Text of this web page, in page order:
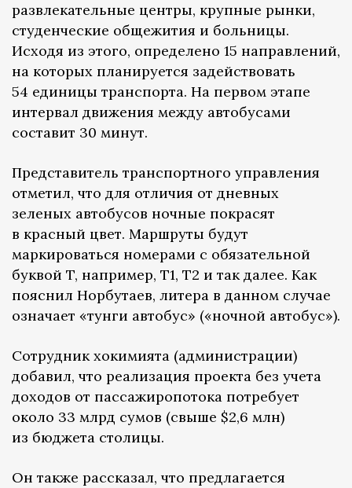
развлекательные центры, крупные рынки,
студенческие общежития и больницы.
Исходя из этого, определено 15 направлений,
на которых планируется задействовать
54 единицы транспорта. На первом этапе
интервал движения между автобусами
составит 30 минут.
Представитель транспортного управления
отметил, что для отличия от дневных
зеленых автобусов ночные покрасят
в красный цвет. Маршруты будут
маркироваться номерами с обязательной
буквой T, например, Т1, Т2 и так далее. Как
пояснил Норбутаев, литера в данном случае
означает «тунги автобус» («ночной автобус»).
Сотрудник хокимията (администрации)
добавил, что реализация проекта без учета
доходов от пассажиропотока потребует
около 33 млрд сумов (свыше $2,6 млн)
из бюджета столицы.
Он также рассказал, что предлагается